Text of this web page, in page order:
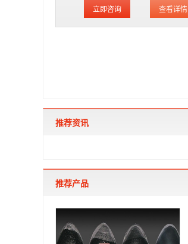
立即咨询 查看详情
推荐资讯
推荐产品